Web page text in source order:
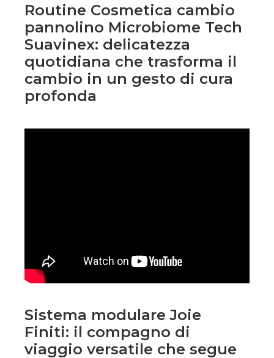
Routine Cosmetica cambio
pannolino Microbiome Tech
Suavinex: delicatezza
quotidiana che trasforma il
cambio in un gesto di cura
profonda
Sistema modulare Joie
Finiti: il compagno di
viaggio versatile che segue